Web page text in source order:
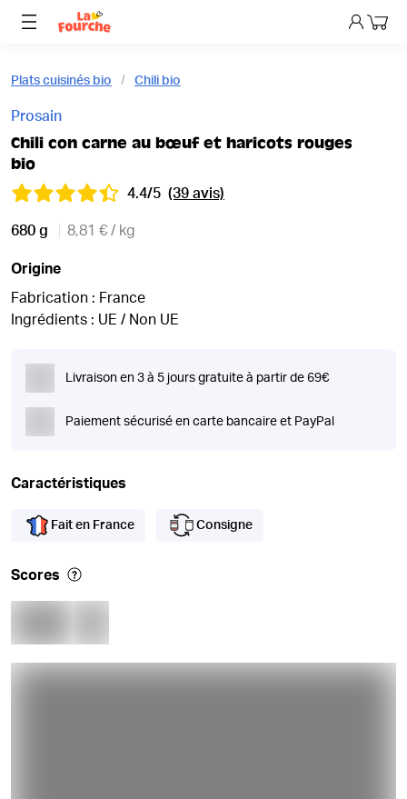
Mon
Plats cuisinés bio Chili bio
Prosain
Chili con carne au bœuf et haricots rouges
bio
4.4/5 (39 avis)
680 g 8,81 € / kg
Origine
Fabrication : France
Ingrédients : UE / Non UE
Livraison en 3 à 5 jours gratuite à partir de 69€
Paiement sécurisé en carte bancaire et PayPal
Caractéristiques
Fait en France Consigne
Scores